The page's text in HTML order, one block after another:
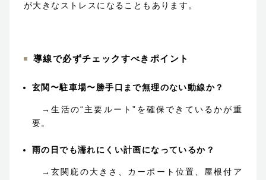
が大きなストレスになることもあります。
導線で必ずチェックすべきポイント
玄関〜駐車場〜勝手口まで無理のない動線か？
→生活の“主要ルート”を確保できているかが重
要。
雨の日でも濡れにくい計画になっているか？
→玄関庇の大きさ、カーポート位置、屋根付ア